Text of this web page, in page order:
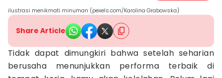
ilustrasi menikmati minuman (pexels.com/Karolina Grabowska)
Share Article
Tidak dapat dimungkiri bahwa setelah seharian
berusaha menunjukkan performa terbaik di